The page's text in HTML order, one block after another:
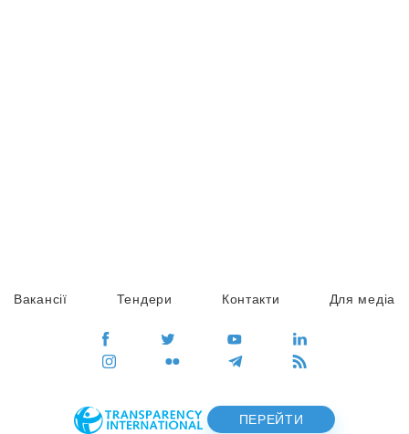
Вакансії Тендери Контакти Для медіа
ПЕРЕЙТИ